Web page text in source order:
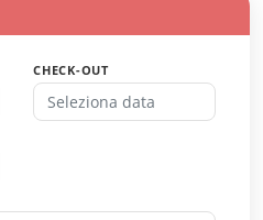
CHECK-OUT